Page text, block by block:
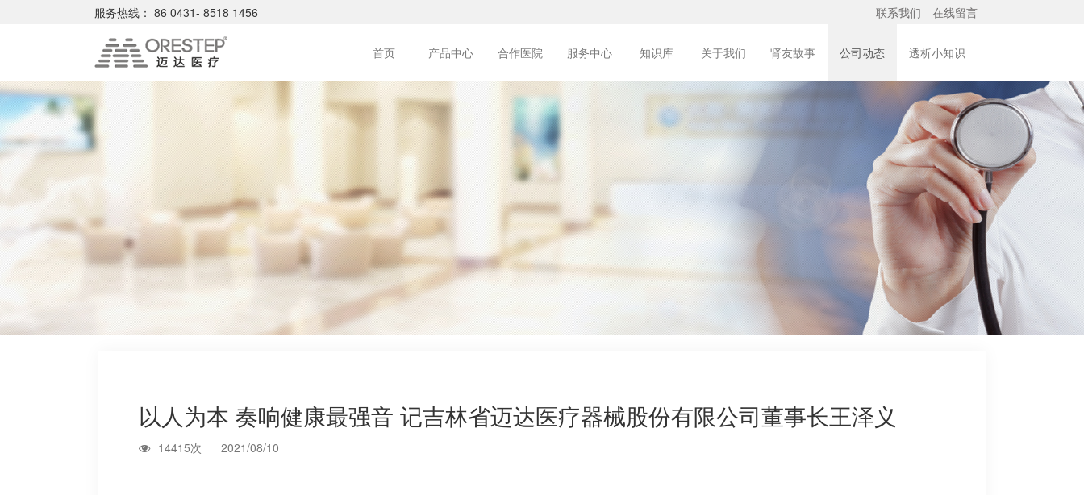
服务热线： 86 0431- 8518 1456 联系我们 在线留言
首页 产品中心 合作医院 服务中心 知识库 关于我们 肾友故事 公司动态 透析小知识
以人为本 奏响健康最强音 记吉林省迈达医疗器械股份有限公司董事长王泽义
14415次 2021/08/10